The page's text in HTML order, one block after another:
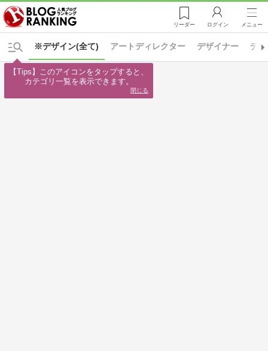
リーダー ログイン メニュー
※デザイン(全て) アートディレクター デザイナー デ
【Tips】このアイコンをタップすると、
カテゴリ一覧を表示できます。
閉じる